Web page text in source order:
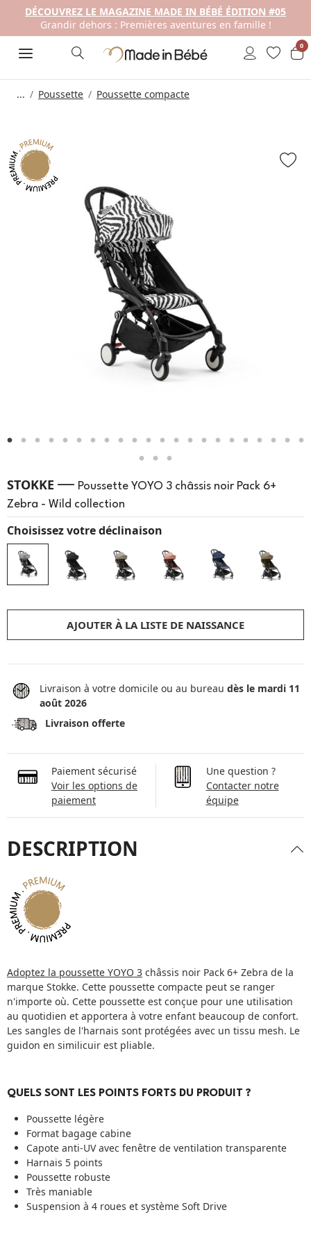
DÉCOUVREZ LE MAGAZINE MADE IN BÉBÉ ÉDITION #05
Grandir dehors : Premières aventures en famille !
0
... Poussette Poussette compacte
STOKKE — Poussette YOYO 3 châssis noir Pack 6+
Zebra - Wild collection
Choisissez votre déclinaison
AJOUTER À LA LISTE DE NAISSANCE
Livraison à votre domicile ou au bureau dès le mardi 11
août 2026
Livraison offerte
Paiement sécurisé
Voir les options de
paiement
Une question ?
Contacter notre
équipe
DESCRIPTION
Adoptez la poussette YOYO 3 châssis noir Pack 6+ Zebra de la
marque Stokke. Cette poussette compacte peut se ranger
n'importe où. Cette poussette est conçue pour une utilisation
au quotidien et apportera à votre enfant beaucoup de confort.
Les sangles de l'harnais sont protégées avec un tissu mesh. Le
guidon en similicuir est pliable.
QUELS SONT LES POINTS FORTS DU PRODUIT ?
Poussette légère
Format bagage cabine
Capote anti-UV avec fenêtre de ventilation transparente
Harnais 5 points
Poussette robuste
Très maniable
Suspension à 4 roues et système Soft Drive